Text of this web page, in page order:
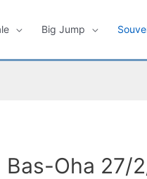
Big Jump
Bas-Oha 27/